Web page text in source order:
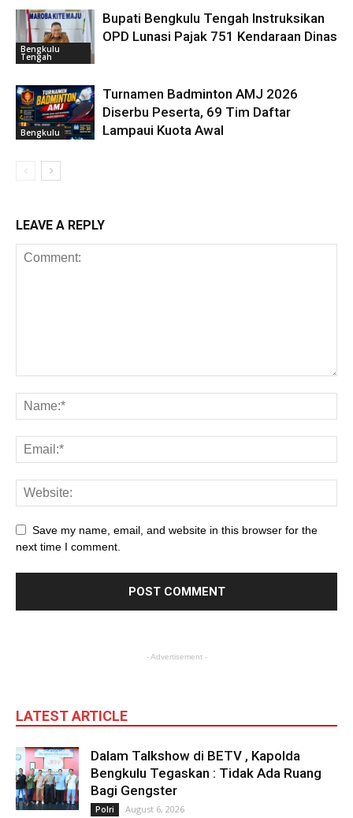
Bengkulu
Tengah
Bupati Bengkulu Tengah Instruksikan
OPD Lunasi Pajak 751 Kendaraan Dinas
Bengkulu
Turnamen Badminton AMJ 2026
Diserbu Peserta, 69 Tim Daftar
Lampaui Kuota Awal
LEAVE A REPLY
Save my name, email, and website in this browser for the
next time I comment.
- Advertisement -
LATEST ARTICLE
Dalam Talkshow di BETV , Kapolda
Bengkulu Tegaskan : Tidak Ada Ruang
Bagi Gengster
Polri August 6, 2026